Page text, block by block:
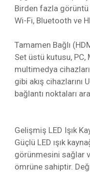
Birden fazla
Wi-Fi, Bluetooth ve
Tamamen Bağlı
Set üstü kutusu, PC,
multimedya
gibi akış cihazlarını
bağlantı noktaları
Gelişmiş LED Işık
Güçlü LED ışık
görünmesini sağlar
ömrüne sahiptir.